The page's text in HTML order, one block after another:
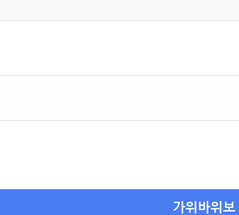
가위바위보